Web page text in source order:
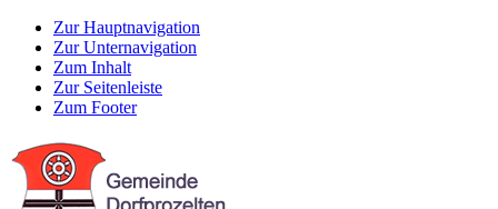
Zur Hauptnavigation
Zur Unternavigation
Zum Inhalt
Zur Seitenleiste
Zum Footer